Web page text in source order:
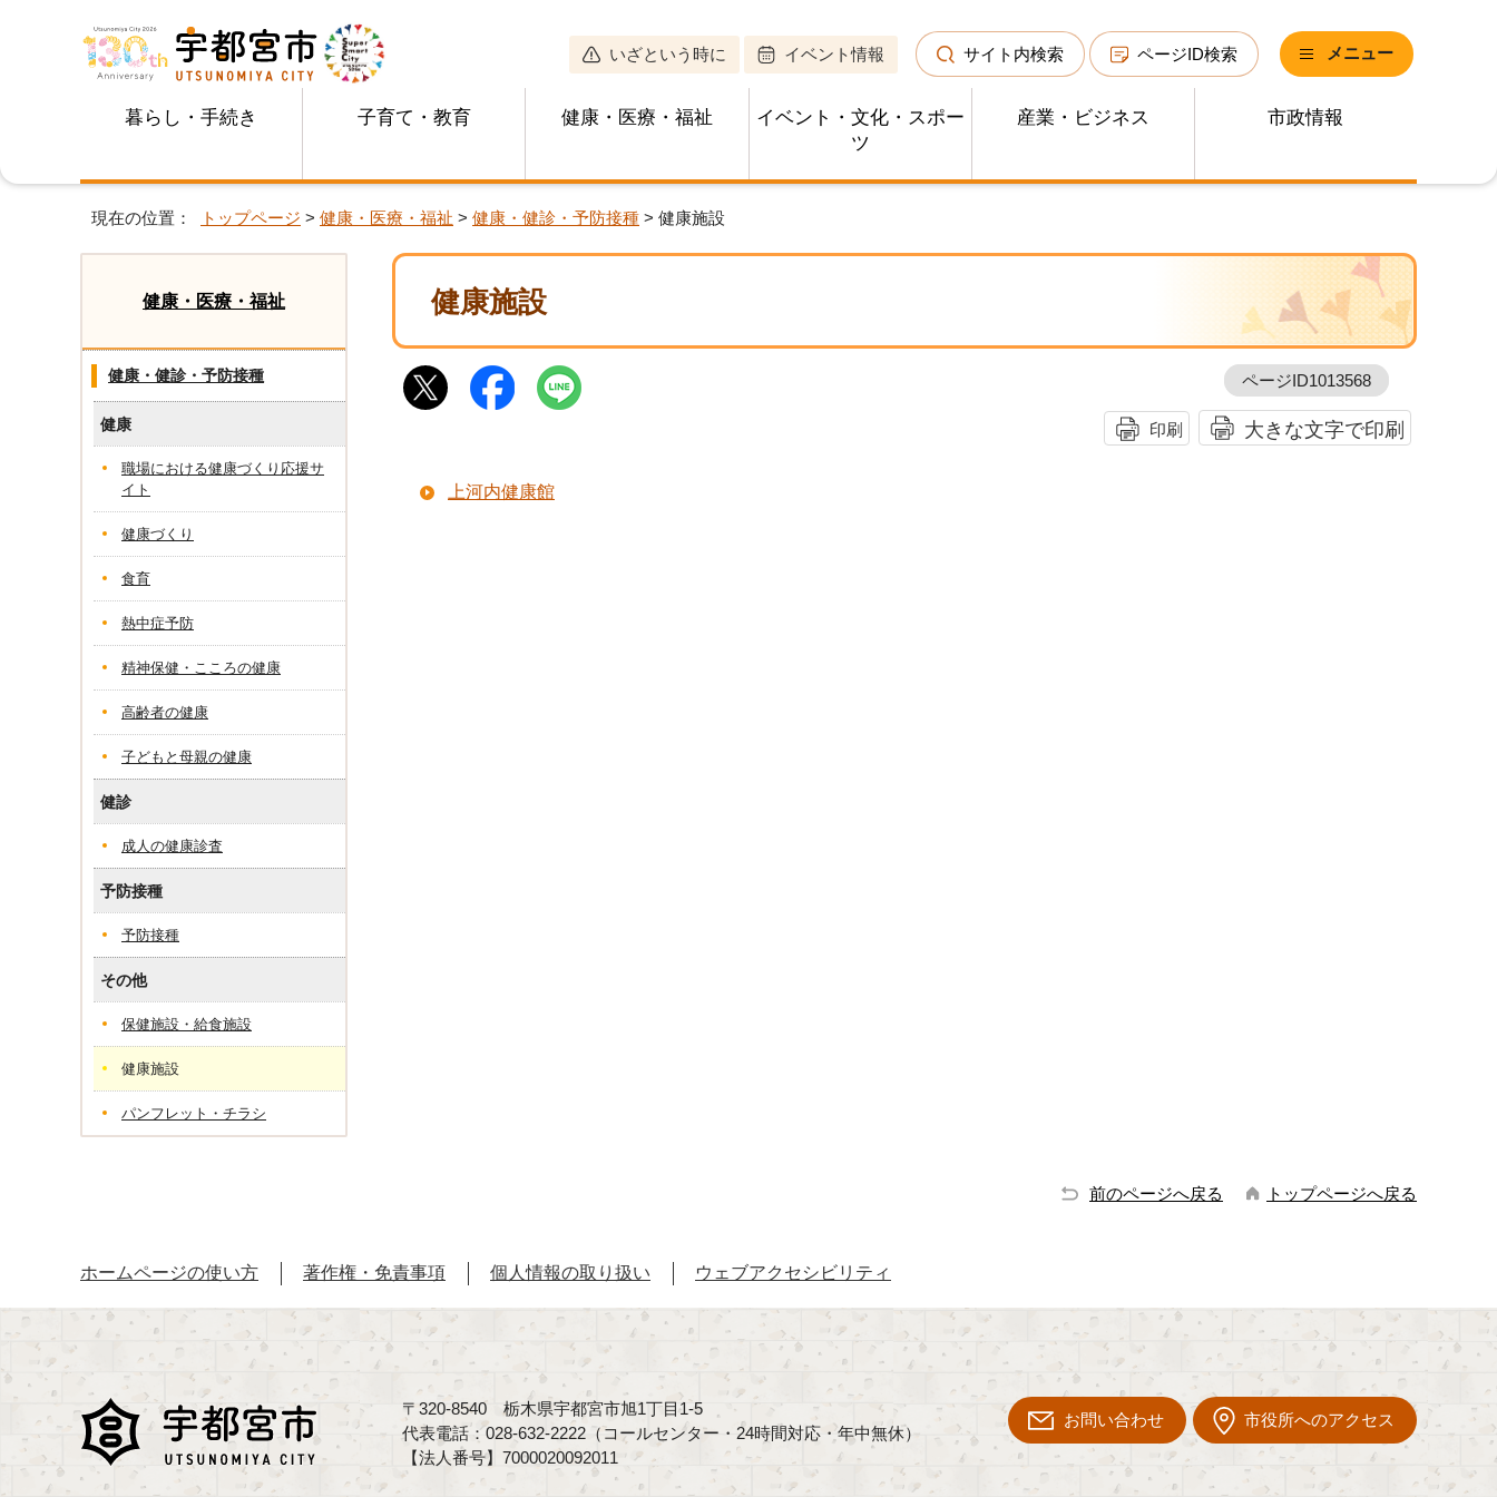
いざという時に イベント情報 サイト内検索 ページID検索 メニュー
暮らし・手続き 子育て・教育 健康・医療・福祉
イベント・文化・スポー
ツ
産業・ビジネス 市政情報
現在の位置： トップページ > 健康・医療・福祉 > 健康・健診・予防接種 > 健康施設
健康施設
ページID1013568
印刷 大きな文字で印刷
上河内健康館
健康・医療・福祉
健康・健診・予防接種
健康
職場における健康づくり応援サ
イト
健康づくり
食育
熱中症予防
精神保健・こころの健康
高齢者の健康
子どもと母親の健康
健診
成人の健康診査
予防接種
予防接種
その他
保健施設・給食施設
健康施設
パンフレット・チラシ
前のページへ戻る トップページへ戻る
ホームページの使い方 著作権・免責事項 個人情報の取り扱い ウェブアクセシビリティ
〒320-8540 栃木県宇都宮市旭1丁目1-5
代表電話：028-632-2222（コールセンター・24時間対応・年中無休）
【法人番号】7000020092011
お問い合わせ 市役所へのアクセス